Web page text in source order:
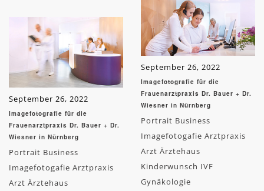
September 26, 2022
Imagefotografie für die
Frauenarztpraxis Dr. Bauer + Dr.
Wiesner in Nürnberg
Portrait Business
Imagefotogafie Arztpraxis
Arzt Ärztehaus
September 26, 2022
Imagefotografie für die
Frauenarztpraxis Dr. Bauer + Dr.
Wiesner in Nürnberg
Portrait Business
Imagefotogafie Arztpraxis
Arzt Ärztehaus
Kinderwunsch IVF
Gynäkologie